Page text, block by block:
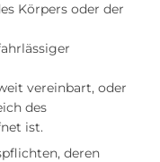
Körpers oder der
vereinbart, oder
des
ist.
deren